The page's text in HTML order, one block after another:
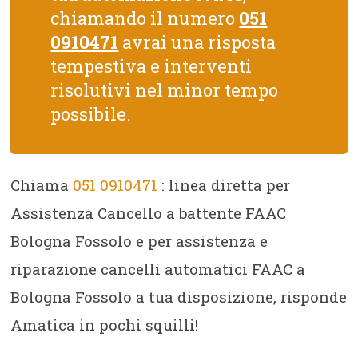
chiamando il numero 051
0910471 avrai una risposta
tempestiva e interventi
risolutivi nel minor tempo
possibile.
Chiama 051 0910471 : linea diretta per
Assistenza Cancello a battente FAAC
Bologna Fossolo e per assistenza e
riparazione cancelli automatici FAAC a
Bologna Fossolo a tua disposizione, risponde
Amatica in pochi squilli!